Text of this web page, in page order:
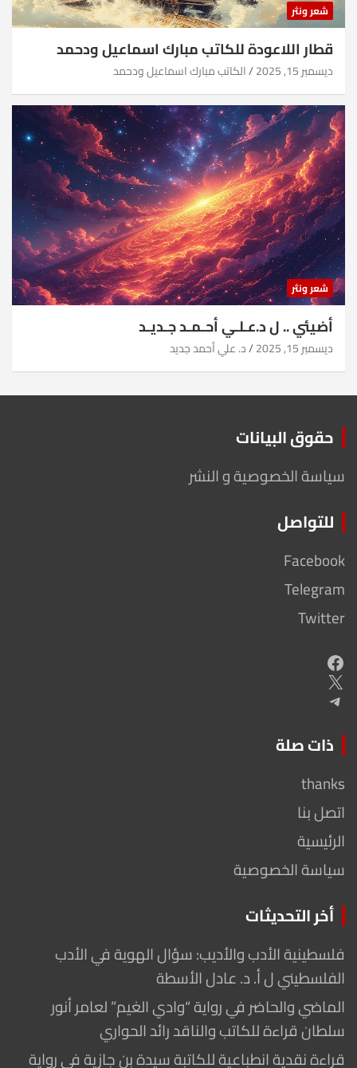
شعر ونثر
قطار اللاعودة للكاتب مبارك اسماعيل ودحمد
ديسمبر 15, 2025 الكاتب مبارك اسماعيل ودحمد
شعر ونثر
أضيئي .. ل د.عـلـي أحـمـد جـديـد
ديسمبر 15, 2025 د. علي أحمد جديد
حقوق البيانات
سياسة الخصوصية و النشر
للتواصل
Facebook
Telegram
Twitter
Facebook
X
Telegram
ذات صلة
thanks
اتصل بنا
الرئيسية
سياسة الخصوصية
أخر التحديثات
فلسطينية الأدب والأديب: سؤال الهوية في الأدب
الفلسطيني ل أ. د. عادل الأسطة
الماضي والحاضر في رواية “وادي الغيم” لعامر أنور
سلطان قراءة للكاتب والناقد رائد الحواري
قراءة نقدية انطباعية للكاتبة سيدة بن جازية في رواية